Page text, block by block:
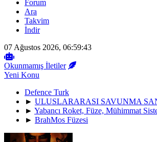
Forum
Ara
Takvim
İndir
07 Ağustos 2026, 06:59:43
Okunmamış İletiler
Yeni Konu
Defence Turk
► ULUSLARARASI SAVUNMA
► Yabancı Roket, Füze, Mühimmat
► BrahMos Füzesi